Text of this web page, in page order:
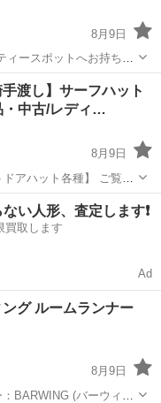
8月9日
ースポットへお持ち込
ャー用品、こども用品、
などが無料でまとめて持
渡し】サーフハット
・中古/レディ…
8月9日
ット各種】 ​ご覧い
ット＆キャップ類をお
ポーツ サーフハット
い人形、査定します❗️
買取します
Ad
グ ルームランナー
8月9日
BARWING (バーウィン